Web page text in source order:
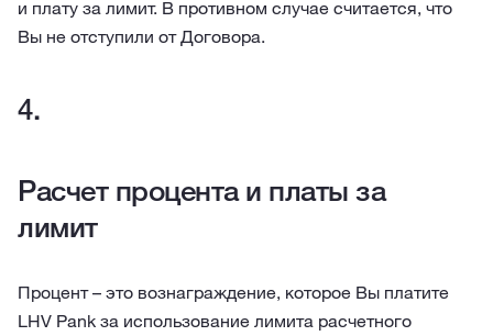
и плату за лимит. В противном случае считается, что
Вы не отступили от Договора.
Расчет процента и платы за
лимит
Процент – это вознаграждение, которое Вы платите
LHV Pank за использование лимита расчетного